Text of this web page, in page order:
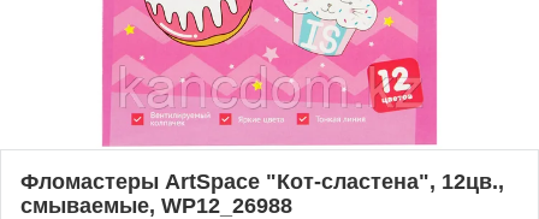
Фломастеры ArtSpace "Кот-сластена", 12цв.,
смываемые, WP12_26988